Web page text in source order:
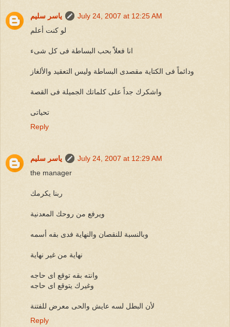
ياسر سليم
July 24, 2007 at 12:25 AM
لو كنت أعلم
انا فعلاًَ بحب البساطة فى كل شىء
ودائماً فى الكتاية مقصدى البساطة وليس التعقيد والألغاز
واشكرك جداً على كلماتك الجميلة فى القصة
تحياتى
Reply
ياسر سليم
July 24, 2007 at 12:29 AM
the manager
ربنا يكرمك
ويرفع من روحك المعدنية
وبالنسبة للنقصان والنهاية فدى بقه أسمه
نهاية من غير نهاية
وانته بقه توقع اى حاجه
وغيرك يتوقع اى حاجه
لأن البطل لسه عايش والحى معرض للفتنة
Reply